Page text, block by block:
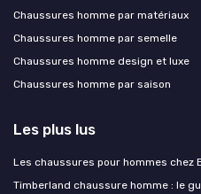
Chaussures homme par matériaux
Chaussures homme par semelle
Chaussures homme design et luxe
Chaussures homme par saison
Les plus lus
Les chaussures pour hommes chez
Timberland chaussure homme : le